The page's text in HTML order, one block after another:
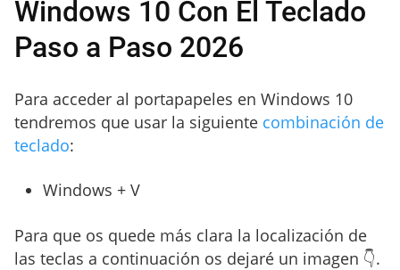
Windows 10 Con El Teclado
Paso a Paso 2026
Para acceder al portapapeles en Windows 10
tendremos que usar la siguiente combinación de
teclado:
Windows + V
Para que os quede más clara la localización de
las teclas a continuación os dejaré un imagen 👇.